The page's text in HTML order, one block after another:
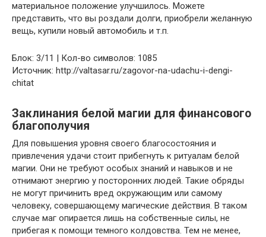
материальное положение улучшилось. Можете
представить, что вы роздали долги, приобрели желанную
вещь, купили новый автомобиль и т.п.
Блок: 3/11 | Кол-во символов: 1085
Источник: http://valtasar.ru/zagovor-na-udachu-i-dengi-
chitat
Заклинания белой магии для финансового
благополучия
Для повышения уровня своего благосостояния и
привлечения удачи стоит прибегнуть к ритуалам белой
магии. Они не требуют особых знаний и навыков и не
отнимают энергию у посторонних людей. Такие обряды
не могут причинить вред окружающим или самому
человеку, совершающему магические действия. В таком
случае маг опирается лишь на собственные силы, не
прибегая к помощи темного колдовства. Тем не менее,